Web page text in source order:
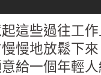
起這些過往工
慢地放鬆下
給一個年輕